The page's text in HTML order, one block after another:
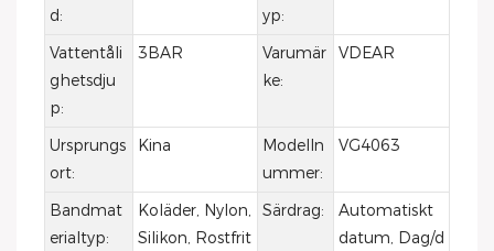
d:
yp:
Vattentåli
ghetsdju
p:
3BAR
Varumär
ke:
VDEAR
Ursprungs
ort:
Kina
Modelln
ummer:
VG4063
Bandmat
erialtyp:
Koläder, Nylon,
Silikon, Rostfrit
Särdrag:
Automatiskt
datum, Dag/d